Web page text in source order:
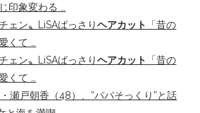
印象変わる …
ェン〟LiSAばっさりヘアカット
「昔の
くて …
ェン〟LiSAばっさりヘアカット
「昔の
くて …
瀬戸朝香（48）、“パパそっくり”と話